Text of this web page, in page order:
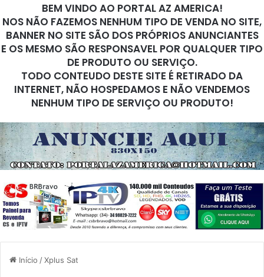
BEM VINDO AO PORTAL AZ AMERICA!
NOS NÃO FAZEMOS NENHUM TIPO DE VENDA NO SITE,
BANNER NO SITE SÃO DOS PRÓPRIOS ANUNCIANTES
E OS MESMO SÃO RESPONSAVEL POR QUALQUER TIPO
DE PRODUTO OU SERVIÇO.
TODO CONTEUDO DESTE SITE É RETIRADO DA
INTERNET, NÃO HOSPEDAMOS E NÃO VENDEMOS
NENHUM TIPO DE SERVIÇO OU PRODUTO!
Início /Xplus Sat